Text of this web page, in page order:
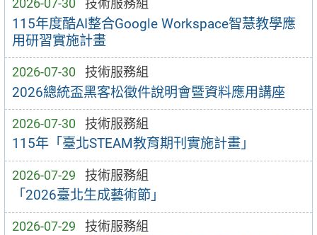
2026-07-30 技術服務組
115年度酷AI整合Google Workspace智慧教學應
用研習實施計畫
2026-07-30 技術服務組
2026總統盃黑客松徵件說明會暨資料應用講座
2026-07-30 技術服務組
115年「臺北STEAM教育期刊實施計畫」
2026-07-29 技術服務組
「2026臺北生成藝術節」
2026-07-29 技術服務組